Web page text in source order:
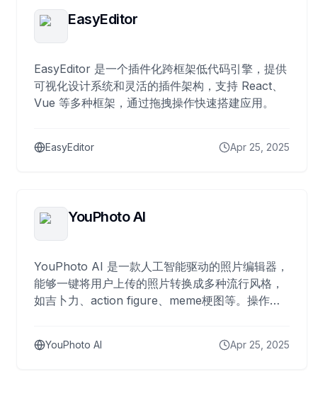
EasyEditor
EasyEditor 是一个插件化跨框架低代码引擎，提供
可视化设计系统和灵活的插件架构，支持 React、
Vue 等多种框架，通过拖拽操作快速搭建应用。
EasyEditor Apr 25, 2025
YouPhoto AI
YouPhoto AI 是一款人工智能驱动的照片编辑器，
能够一键将用户上传的照片转换成多种流行风格，
如吉卜力、action figure、meme梗图等。操作简
YouPhoto AI Apr 25, 2025